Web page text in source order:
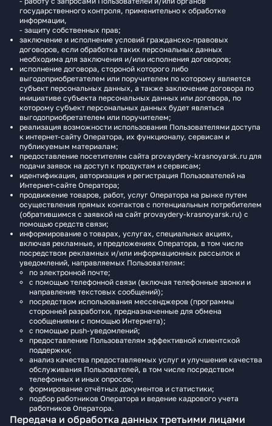
государственного контроля, применительно к обработке
информации,
- защиту собственных прав;
заключение и исполнение условий гражданско-правовых
договоров, если обработка таких персональных данных
необходима для заключения и/или исполнения договоров;
исполнение договора, стороной которого либо
выгодоприобретателем или поручителем по которому является
субъект персональных данных, а также заключение договора по
инициативе субъекта персональных данных или договора, по
которому субъект персональных данных будет являться
выгодоприобретателем или поручителем;
реализация возможности использования Пользователями доступа
к интернет-сайту Оператора, их функционалу, сервисам и
публикуемым материалам;
предоставление посетителям сайта provaydery-krasnoyarsk.ru для
подачи заявок на доступ к продуктам и сервисам;
идентификация, авторизация и регистрация Пользователей на
Интернет-сайте Оператора;
продвижение товаров, работ, услуг Оператора на рынке путем
осуществления прямых контактов с потенциальным потребителем
(обратившимся с заявкой на сайт provaydery-krasnoyarsk.ru) с
помощью средств связи;
информирование о товарах, услугах, специальных акциях,
включая рекламные, и предложениях Оператора, в том числе
посредством рекламных и/или информационных рассылок и
уведомлений, направляемых Пользователям:
по электронной почте;
с помощью телефонной связи (включая телефонные звонки и
направление текстовых сообщений);
посредством использования мессенджеров (программы
сторонней разработки, предназначенные для обмена
сообщениями с помощью Интернета);
с помощью push-уведомлений;
предоставление Пользователям эффективной клиентской
поддержки;
анализ качества предоставляемых услуг и улучшения качества
обслуживания Пользователей, в том числе посредством
телефонных и иных опросов;
формирование отчётных документов и статистики;
подбор работников Оператора и ведение кадрового учета
работников Оператора.
Передача и обработка данных третьими лицами